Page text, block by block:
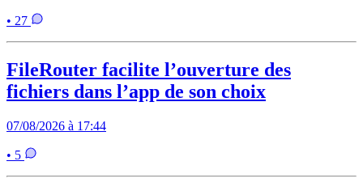
• 27
FileRouter facilite l’ouverture des
fichiers dans l’app de son choix
07/08/2026 à 17:44
• 5